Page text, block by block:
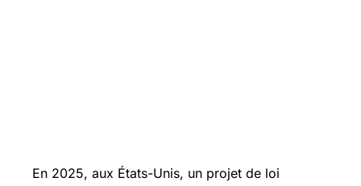
En 2025, aux États-Unis, un projet de loi